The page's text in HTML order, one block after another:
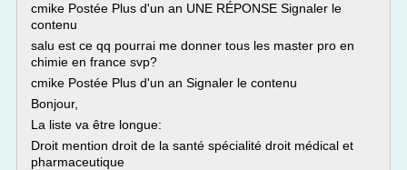
cmike Postée Plus d'un an UNE RÉPONSE Signaler le
contenu
salu est ce qq pourrai me donner tous les master pro en
chimie en france svp?
cmike Postée Plus d'un an Signaler le contenu
Bonjour,
La liste va être longue:
Droit mention droit de la santé spécialité droit médical et
pharmaceutique